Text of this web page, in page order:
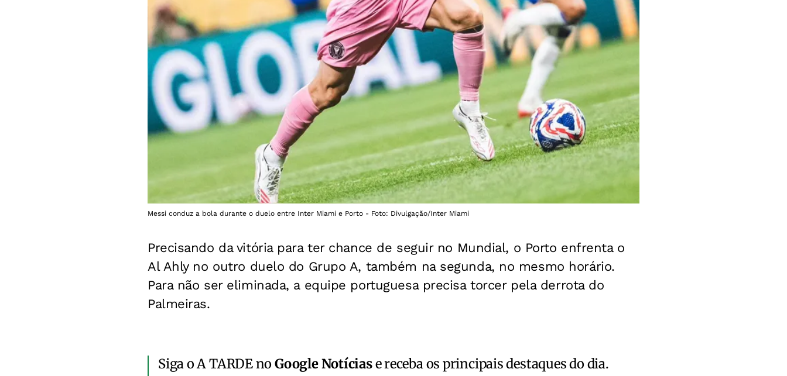
Messi conduz a bola durante o duelo entre Inter Miami e Porto - Foto: Divulgação/Inter Miami
Precisando da vitória para ter chance de seguir no Mundial, o Porto enfrenta o
Al Ahly no outro duelo do Grupo A, também na segunda, no mesmo horário.
Para não ser eliminada, a equipe portuguesa precisa torcer pela derrota do
Palmeiras.
Siga o A TARDE noGoogle Notíciase receba os principais destaques do dia.